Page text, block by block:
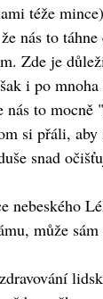
téže
nás to
Zde je
i po
nás to
si přáli,
snad
nebeského
může